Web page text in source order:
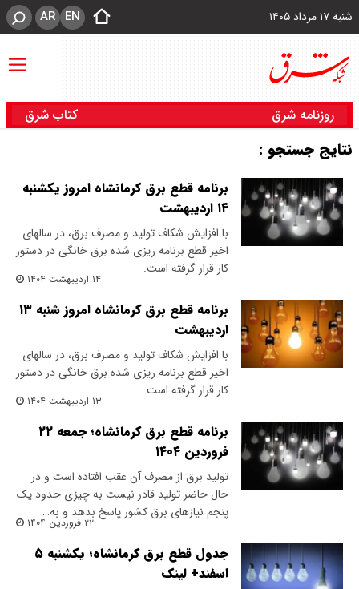
شنبه ۱۷ مرداد ۱۴۰۵ EN
AR
روزنامه شرق کتاب شرق
نتایج جستجو :
برنامه قطع برق کرمانشاه امروز یکشنبه
۱۴ اردیبهشت
با افزایش شکاف تولید و مصرف برق، در سالهای
اخیر قطع برنامه ریزی شده برق خانگی در دستور
کار قرار گرفته است.
۱۴ اردیبهشت ۱۴۰۴
برنامه قطع برق کرمانشاه امروز شنبه ۱۳
اردیبهشت
با افزایش شکاف تولید و مصرف برق، در سالهای
اخیر قطع برنامه ریزی شده برق خانگی در دستور
کار قرار گرفته است.
۱۳ اردیبهشت ۱۴۰۴
برنامه قطع برق کرمانشاه؛ جمعه ۲۲
فروردین ۱۴۰۴
تولید برق از مصرف آن عقب افتاده است و در
حال حاضر تولید قادر نیست به چیزی حدود یک
پنجم نیازهای برق کشور پاسخ بدهد و به…
۲۲ فروردین ۱۴۰۴
جدول قطع برق کرمانشاه؛ یکشنبه ۵
اسفند+ لینک